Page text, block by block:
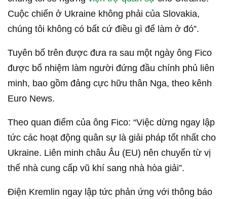
Cuộc chiến ở Ukraine không phải của Slovakia,
chúng tôi không có bất cứ điều gì để làm ở đó”.
Tuyên bố trên được đưa ra sau một ngày ông Fico
được bổ nhiệm làm người đứng đầu chính phủ liên
minh, bao gồm đảng cực hữu thân Nga, theo kênh
Euro News.
Theo quan điểm của ông Fico: “Việc dừng ngay lập
tức các hoạt động quân sự là giải pháp tốt nhất cho
Ukraine. Liên minh châu Âu (EU) nên chuyển từ vị
thế nhà cung cấp vũ khí sang nhà hòa giải”.
Điện Kremlin ngay lập tức phản ứng với thông báo